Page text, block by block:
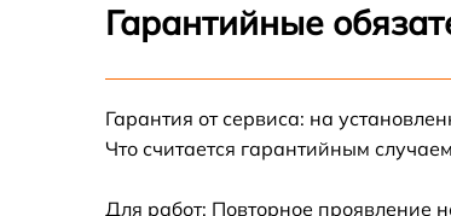
Гарантийные
Гарантия от сервиса: на
Что считается гарантийным
Для работ: Повторное проявление